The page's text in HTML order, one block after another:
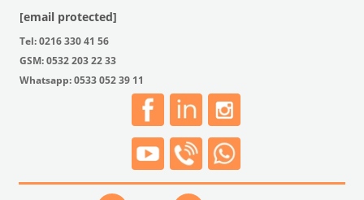
[email protected]
Tel: 0216 330 41 56
GSM: 0532 203 22 33
Whatsapp: 0533 052 39 11